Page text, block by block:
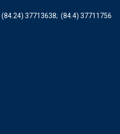
(84.24) 37713638; (84.4) 37711756